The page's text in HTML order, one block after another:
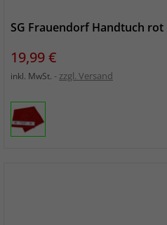
SG Frauendorf Handtuch rot
Preis
19,99 €
inkl. MwSt. zzgl. Versand